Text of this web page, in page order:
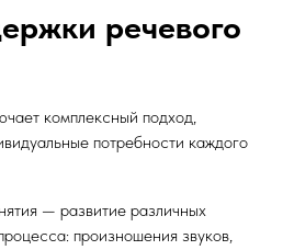
речевого
комплексный подход,
потребности каждого
— развитие различных
произношения звуков,